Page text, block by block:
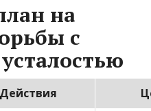
на
с
Действия